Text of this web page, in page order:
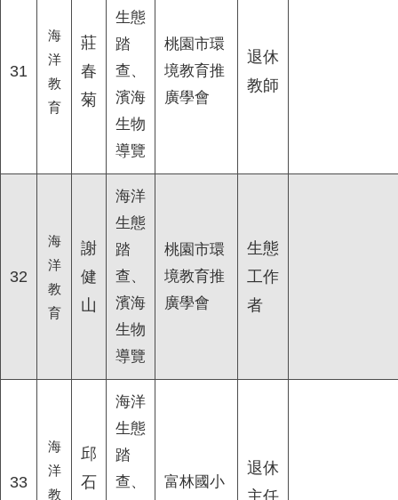
31
海
洋
教
育
莊
春
菊
生態
踏
查、
濱海
生物
導覽
桃園市環
境教育推
廣學會
退休
教師
32
海
洋
教
育
謝
健
山
海洋
生態
踏
查、
濱海
生物
導覽
桃園市環
境教育推
廣學會
生態
工作
者
33
海
洋
教
邱
石
海洋
生態
踏
查、
富林國小
退休
主任